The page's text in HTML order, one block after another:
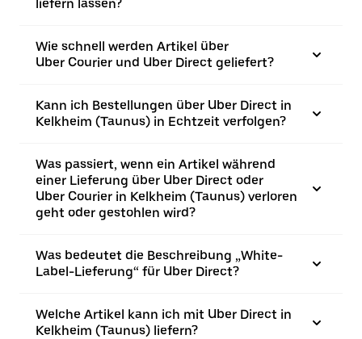
liefern lassen?
Wie schnell werden Artikel über
Uber Courier und Uber Direct geliefert?
Kann ich Bestellungen über Uber Direct in
Kelkheim (Taunus) in Echtzeit verfolgen?
Was passiert, wenn ein Artikel während
einer Lieferung über Uber Direct oder
Uber Courier in Kelkheim (Taunus) verloren
geht oder gestohlen wird?
Was bedeutet die Beschreibung „White-
Label-Lieferung“ für Uber Direct?
Welche Artikel kann ich mit Uber Direct in
Kelkheim (Taunus) liefern?